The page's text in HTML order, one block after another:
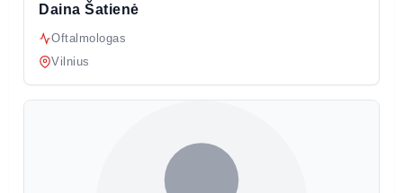
Daina Šatienė
Oftalmologas
Vilnius